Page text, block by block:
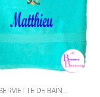
Aperçu rapide
DE BAIN...